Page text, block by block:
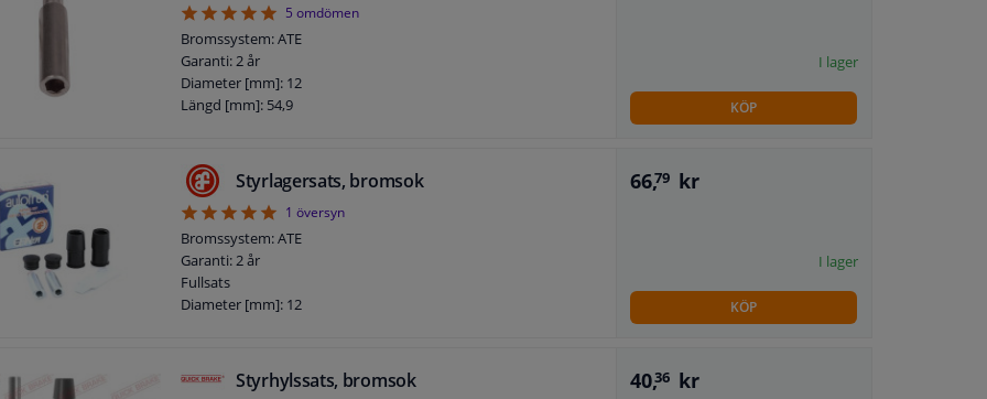
55 omdömen
Bromssystem: ATE
Garanti: 2 år
Diameter [mm]: 12
Längd [mm]: 54,9
I lager
KÖP
Styrlagersats, bromsok
51 översyn
Bromssystem: ATE
Garanti: 2 år
Fullsats
Diameter [mm]: 12
66,79 kr
I lager
KÖP
Styrhylssats, bromsok 40,36 kr